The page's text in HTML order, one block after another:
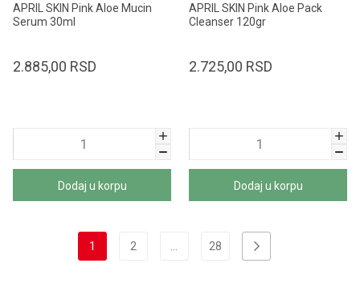
APRIL SKIN Pink Aloe Mucin
Serum 30ml
2.885,00 RSD
Dodaj u korpu
APRIL SKIN Pink Aloe Pack
Cleanser 120gr
2.725,00 RSD
Dodaj u korpu
1 2 28